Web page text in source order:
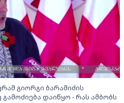
გიორგი ბარამიძის
დაიწყო - რას ამბობს